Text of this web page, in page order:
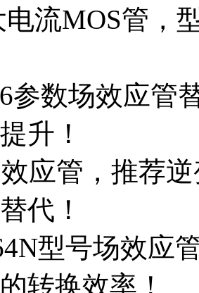
电流MOS管，
参数场效应管
升！
应管，推荐
代！
型号场效应
转换效率！